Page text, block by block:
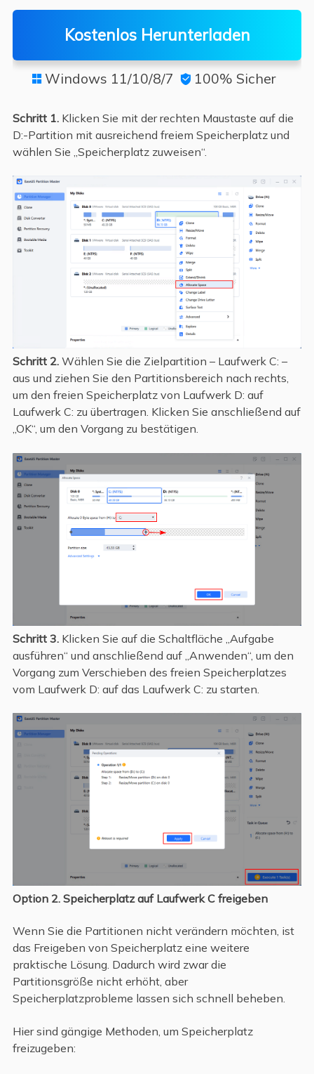
Kostenlos Herunterladen
 Windows 11/10/8/7  100% Sicher
Schritt 1.Klicken Sie mit der rechten Maustaste auf die
D:-Partition mit ausreichend freiem Speicherplatz und
wählen Sie „Speicherplatz zuweisen“.
Schritt 2.Wählen Sie die Zielpartition – Laufwerk C: –
aus und ziehen Sie den Partitionsbereich nach rechts,
um den freien Speicherplatz von Laufwerk D: auf
Laufwerk C: zu übertragen. Klicken Sie anschließend auf
„OK“, um den Vorgang zu bestätigen.
Schritt 3.Klicken Sie auf die Schaltfläche „Aufgabe
ausführen“ und anschließend auf „Anwenden“, um den
Vorgang zum Verschieben des freien Speicherplatzes
vom Laufwerk D: auf das Laufwerk C: zu starten.
Option 2. Speicherplatz auf Laufwerk C freigeben
Wenn Sie die Partitionen nicht verändern möchten, ist
das Freigeben von Speicherplatz eine weitere
praktische Lösung. Dadurch wird zwar die
Partitionsgröße nicht erhöht, aber
Speicherplatzprobleme lassen sich schnell beheben.
Hier sind gängige Methoden, um Speicherplatz
freizugeben: